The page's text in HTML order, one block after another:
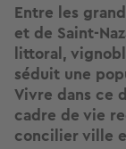
Entre les
et de Saint-
littoral,
séduit une
Vivre dans ce
cadre de vie
concilier ville